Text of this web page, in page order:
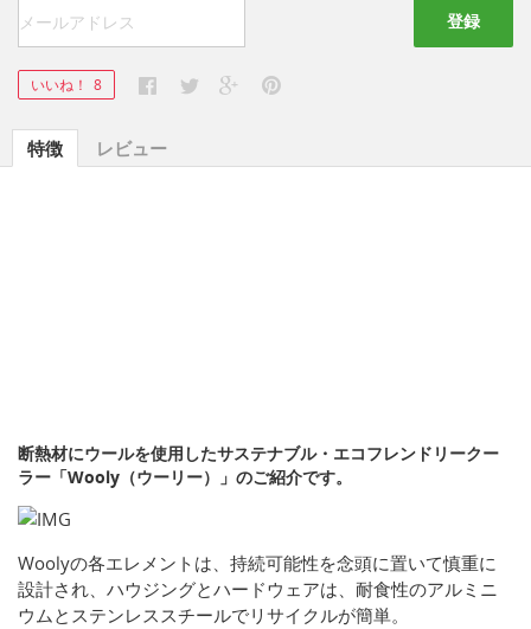
登録
いいね！ 8
特徴 レビュー
断熱材にウールを使用したサステナブル・エコフレンドリークー
ラー「Wooly（ウーリー）」のご紹介です。
Woolyの各エレメントは、持続可能性を念頭に置いて慎重に
設計され、ハウジングとハードウェアは、耐食性のアルミニ
ウムとステンレススチールでリサイクルが簡単。